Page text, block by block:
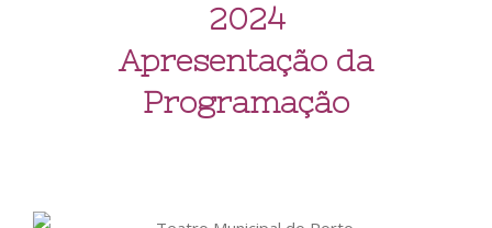
2024
Apresentação da
Programação